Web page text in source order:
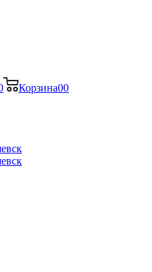
Корзина00